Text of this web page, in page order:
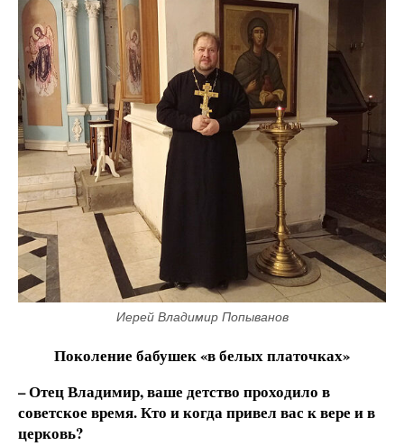
Иерей Владимир Попыванов
Поколение бабушек «в белых платочках»
– Отец Владимир, ваше детство проходило в
советское время. Кто и когда привел вас к вере и в
церковь?